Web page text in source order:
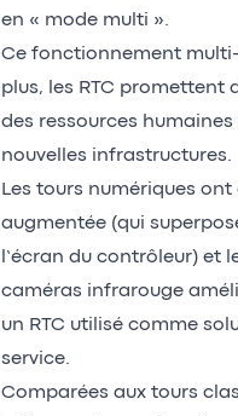
en « mode multi ».
Ce fonctionnement
plus, les RTC promettent
des ressources
nouvelles infrastructures.
Les tours numériques
augmentée (qui
l’écran du contrôleur) et
caméras infrarouge
un RTC utilisé comme
service.
Comparées aux tours